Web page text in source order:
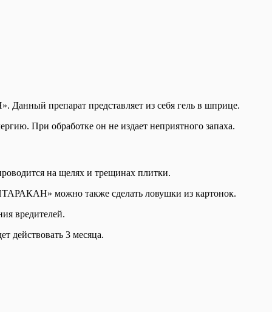
препарат представляет из себя гель в шприце.
При обработке он не издает неприятного запаха.
на щелях и трещинах плитки.
можно также сделать ловушки из картонок.
вредителей.
действовать 3 месяца.